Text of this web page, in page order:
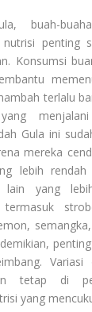
buah-
nutrisi penting
Konsumsi
terlalu
Gula ini
mereka
lebih rendah
lain yang
Variasi
tetap di
yang